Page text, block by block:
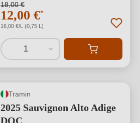
18,00 €
12,00 €*
16,00 €/L (0,75 L)
1
Tramin
2025 Sauvignon Alto Adige
DOC